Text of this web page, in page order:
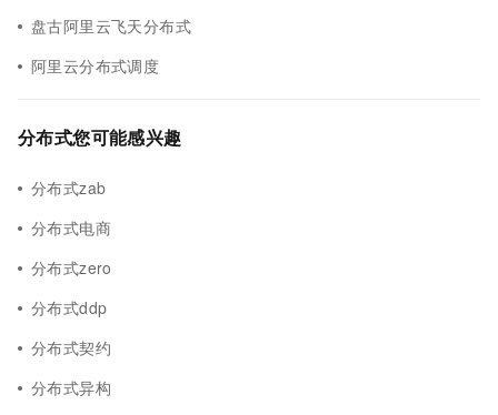
盘古阿里云飞天分布式
阿里云分布式调度
分布式您可能感兴趣
分布式zab
分布式电商
分布式zero
分布式ddp
分布式契约
分布式异构